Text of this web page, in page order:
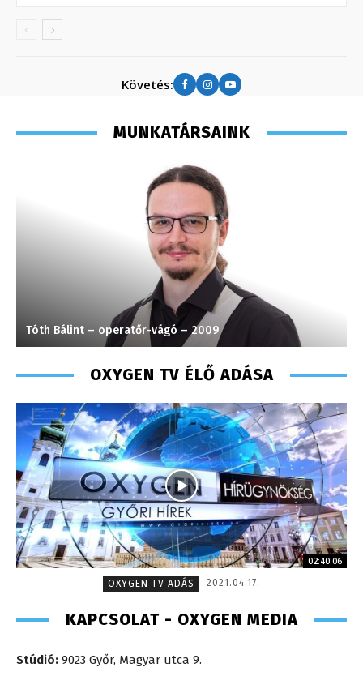
Követés:
MUNKATÁRSAINK
Tóth Bálint – operatőr-vágó – 2009
OXYGEN TV ÉLŐ ADÁSA
02:40:06
OXYGEN TV ADÁS
2021.04.17.
KAPCSOLAT - OXYGEN MEDIA
Stúdió: 9023 Győr, Magyar utca 9.